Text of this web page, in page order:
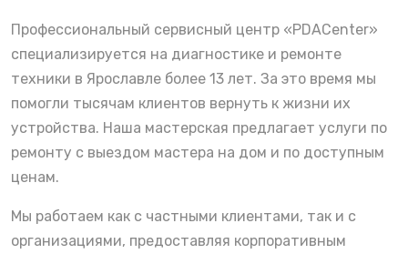
Профессиональный сервисный центр «PDACenter»
специализируется на диагностике и ремонте
техники в Ярославле более 13 лет. За это время мы
помогли тысячам клиентов вернуть к жизни их
устройства. Наша мастерская предлагает услуги по
ремонту с выездом мастера на дом и по доступным
ценам.
Мы работаем как с частными клиентами, так и с
организациями, предоставляя корпоративным